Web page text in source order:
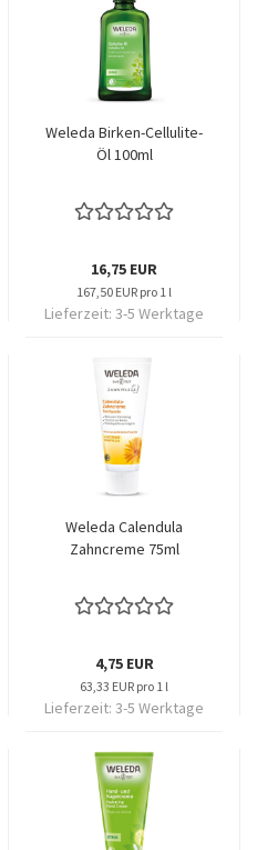
Weleda Birken-Cellulite-
Öl 100ml
16,75 EUR
167,50 EUR pro 1 l
Lieferzeit: 3-5 Werktage
Weleda Calendula
Zahncreme 75ml
4,75 EUR
63,33 EUR pro 1 l
Lieferzeit: 3-5 Werktage